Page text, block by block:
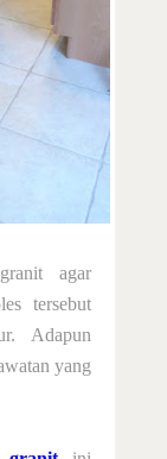
agar
tersebut
Adapun
yang